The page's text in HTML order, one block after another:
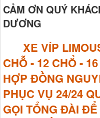
CẢM ƠN QUÝ
DƯƠNG
XE VÍP
CHỖ - 12 CHỔ -
HỢP ĐỒNG
PHỤC VỤ 24/24
GỌI TỔNG ĐÀI